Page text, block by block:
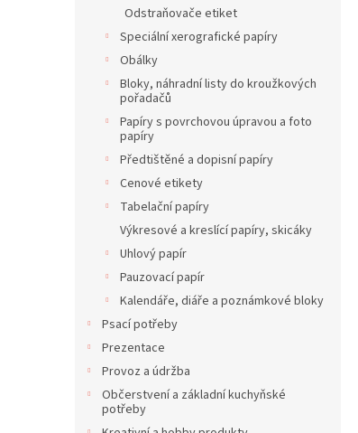
Odstraňovače etiket
Speciální xerografické papíry
Obálky
Bloky, náhradní listy do kroužkových
pořadačů
Papíry s povrchovou úpravou a foto
papíry
Předtištěné a dopisní papíry
Cenové etikety
Tabelační papíry
Výkresové a kreslící papíry, skicáky
Uhlový papír
Pauzovací papír
Kalendáře, diáře a poznámkové bloky
Psací potřeby
Prezentace
Provoz a údržba
Občerstvení a základní kuchyňské
potřeby